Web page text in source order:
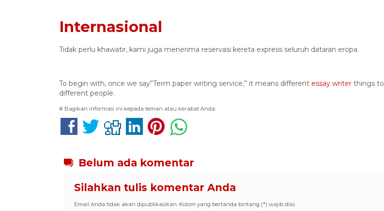
Internasional
Tidak perlu khawatir, kami juga menerima reservasi kereta express seluruh dataran eropa.
To begin with, once we say”Term paper writing service,” it means different essay writer things to
different people.
# Bagikan informasi ini kepada teman atau kerabat Anda
Belum ada komentar
Silahkan tulis komentar Anda
Email Anda tidak akan dipublikasikan. Kolom yang bertanda bintang (*) wajib diisi.